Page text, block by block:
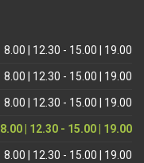
8.00 | 12.30 - 15.00 | 19.00
8.00 | 12.30 - 15.00 | 19.00
8.00 | 12.30 - 15.00 | 19.00
8.00 | 12.30 - 15.00 | 19.00
8.00 | 12.30 - 15.00 | 19.00